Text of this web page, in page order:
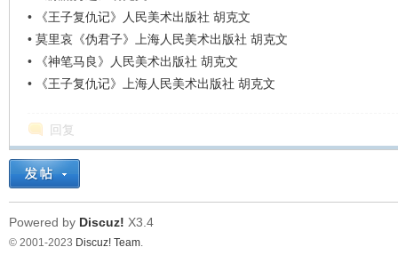
•
《王子复仇记》人民美术出版社 胡克文
• 莫里哀《伪君子》上海人民美术出版社 胡克文
•
《神笔马良》人民美术出版社 胡克文
•
《王子复仇记》上海人民美术出版社 胡克文
回复
Powered by Discuz! X3.4
© 2001-2023 Discuz! Team.